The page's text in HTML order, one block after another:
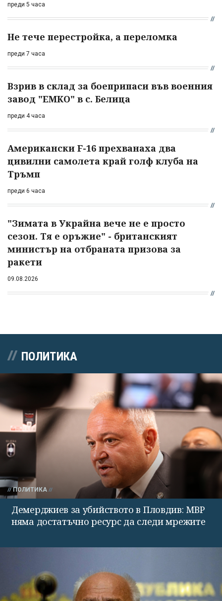
преди 5 часа
Не тече перестройка, а переломка
преди 7 часа
Взрив в склад за боеприпаси във военния
завод "ЕМКО" в с. Белица
преди 4 часа
Американски F-16 прехванаха два
цивилни самолета край голф клуба на
Тръмп
преди 6 часа
"Зимата в Украйна вече не е просто
сезон. Тя е оръжие" - британският
министър на отбраната призова за
ракети
09.08.2026
ПОЛИТИКА
ПОЛИТИКА
Демерджиев за убийството в Пловдив: МВР
няма достатъчно ресурс да следи мрежите